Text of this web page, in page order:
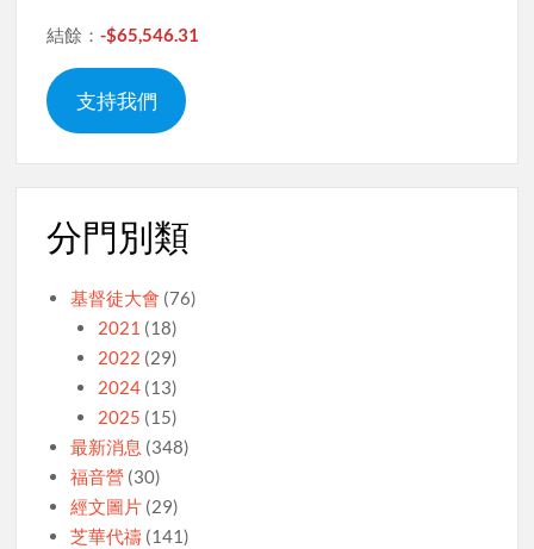
結餘：-$65,546.31
支持我們
分門別類
基督徒大會 (76)
2021 (18)
2022 (29)
2024(13)
2025 (15)
最新消息 (348)
福音營 (30)
經文圖片 (29)
芝華代禱 (141)